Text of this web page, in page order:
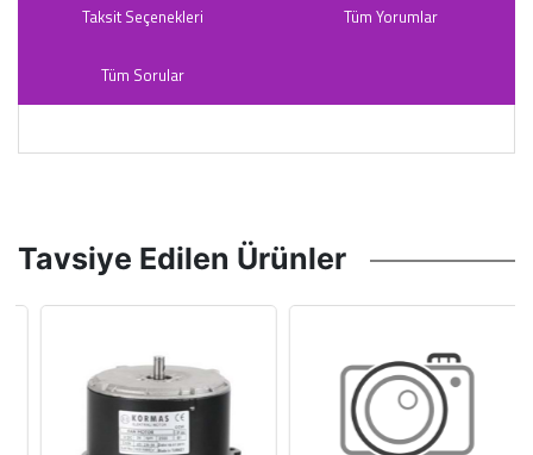
Taksit Seçenekleri Tüm Yorumlar
Tüm Sorular
Tavsiye Edilen Ürünler